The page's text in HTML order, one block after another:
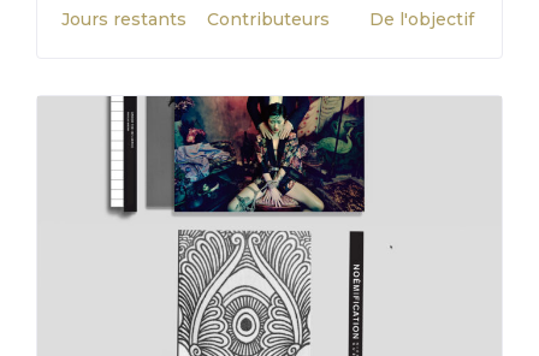
Jours restants Contributeurs De l'objectif